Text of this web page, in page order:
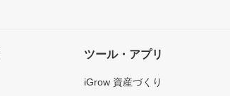
ツール・アプリ
iGrow 資産づくり